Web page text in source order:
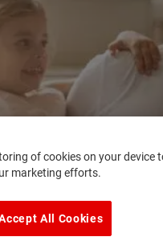
of cookies on your device
marketing efforts.
All Cookies